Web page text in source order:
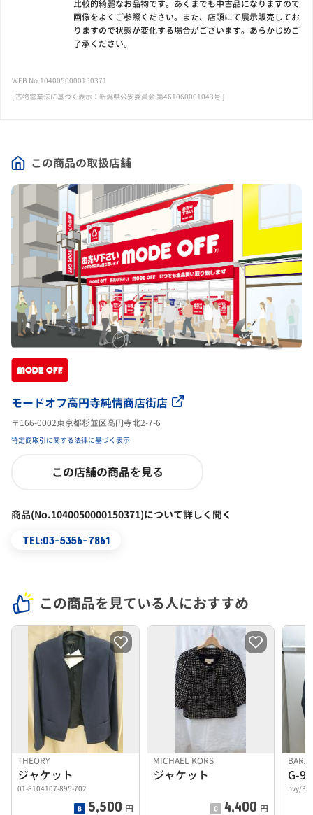
この商品の取扱店舗
モードオフ高円寺純情商店街店
〒166-0002東京都杉並区高円寺北2-7-6
特定商取引に関する法律に基づく表示
この店舗の商品を見る
商品(No.1040050000150371)について詳しく聞く
TEL:03-5356-7861
比較的綺麗なお品物です。あくまでも中古品になりますので
画像をよくご参照ください。また、店頭にて展示販売してお
りますので状態が変化する場合がございます。あらかじめご
了承ください。
WEB No.1040050000150371
[ 古物営業法に基づく表示：新潟県公安委員会 第461060001043号 ]
この商品を見ている人におすすめ
THEORY
ジャケット
01-8104107-895-702
5,500 円
MICHAEL KORS
ジャケット
4,400 円
nvy/38